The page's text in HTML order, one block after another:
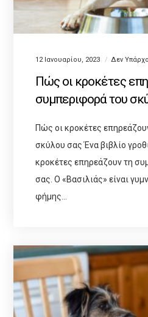
12 Ιανουαρίου, 2023 Δεν
Πώς οι κροκέτες
συμπεριφορά του
Πώς οι κροκέτες
σκύλου σας Ένα βιβλίο
κροκέτες επηρεάζουν τη
σας. Ο «Βασιλιάς» είναι
φήμης…